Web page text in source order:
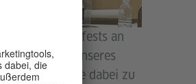
des Deutschfests an
Zukunft unseres
von KI sowie dabei zu